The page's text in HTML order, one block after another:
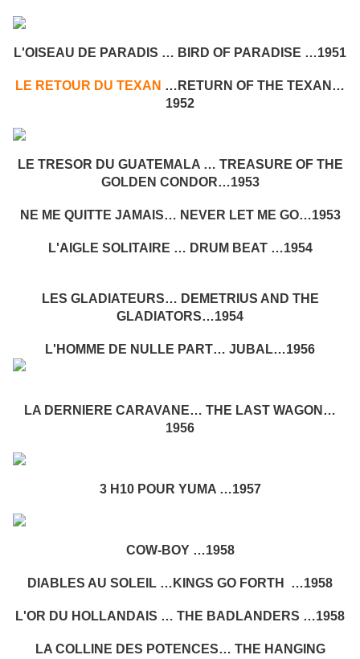
L'OISEAU DE PARADIS … BIRD OF PARADISE …1951
LE RETOUR DU TEXAN …RETURN OF THE TEXAN…
1952
LE TRESOR DU GUATEMALA … TREASURE OF THE
GOLDEN CONDOR…1953
NE ME QUITTE JAMAIS… NEVER LET ME GO…1953
L'AIGLE SOLITAIRE … DRUM BEAT …1954
LES GLADIATEURS… DEMETRIUS AND THE
GLADIATORS…1954
L'HOMME DE NULLE PART… JUBAL…1956
LA DERNIERE CARAVANE… THE LAST WAGON…
1956
3 H10 POUR YUMA …1957
COW-BOY …1958
DIABLES AU SOLEIL …KINGS GO FORTH …1958
L'OR DU HOLLANDAIS … THE BADLANDERS …1958
LA COLLINE DES POTENCES… THE HANGING